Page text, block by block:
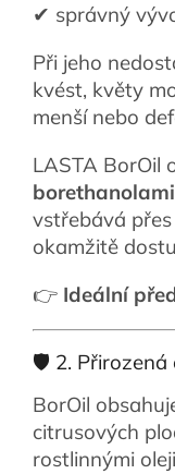
✔ správný
Při jeho
kvést, květy
menší nebo
LASTA BorOil
vstřebává
okamžitě
👉 Ideální
🛡️ 2. Přirozená
BorOil
citrusových
rostlinnými